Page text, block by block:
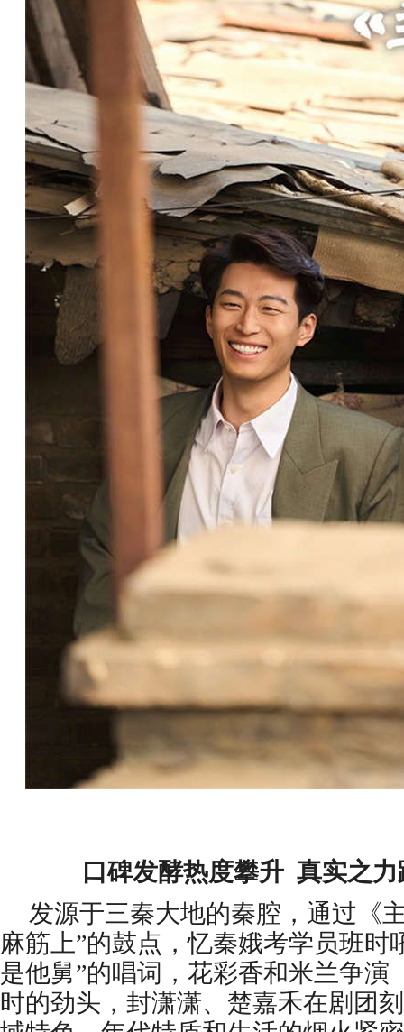
口碑发酵热度攀升 真实之
发源于三秦大地的秦腔，通过《
麻筋上”的鼓点，忆秦娥考学员班时
是他舅”的唱词，花彩香和米兰争演
时的劲头，封潇潇、楚嘉禾在剧团